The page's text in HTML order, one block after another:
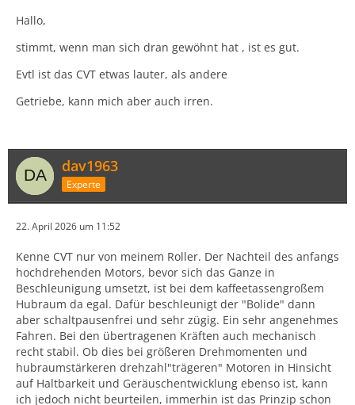
Hallo,
stimmt, wenn man sich dran gewöhnt hat , ist es gut.
Evtl ist das CVT etwas lauter, als andere
Getriebe, kann mich aber auch irren.
dav1963
Experte
22. April 2026 um 11:52
Kenne CVT nur von meinem Roller. Der Nachteil des anfangs
hochdrehenden Motors, bevor sich das Ganze in
Beschleunigung umsetzt, ist bei dem kaffeetassengroßem
Hubraum da egal. Dafür beschleunigt der "Bolide" dann
aber schaltpausenfrei und sehr zügig. Ein sehr angenehmes
Fahren. Bei den übertragenen Kräften auch mechanisch
recht stabil. Ob dies bei größeren Drehmomenten und
hubraumstärkeren drehzahl"trägeren" Motoren in Hinsicht
auf Haltbarkeit und Geräuschentwicklung ebenso ist, kann
ich jedoch nicht beurteilen, immerhin ist das Prinzip schon